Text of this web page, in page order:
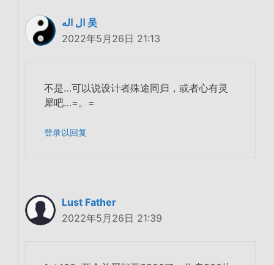
ال اله 吴
2022年5月26日 21:13
不是…可以说设计者殊途同归，或者心有灵
犀吧…=。=
登录以回复
Lust Father
2022年5月26日 21:39